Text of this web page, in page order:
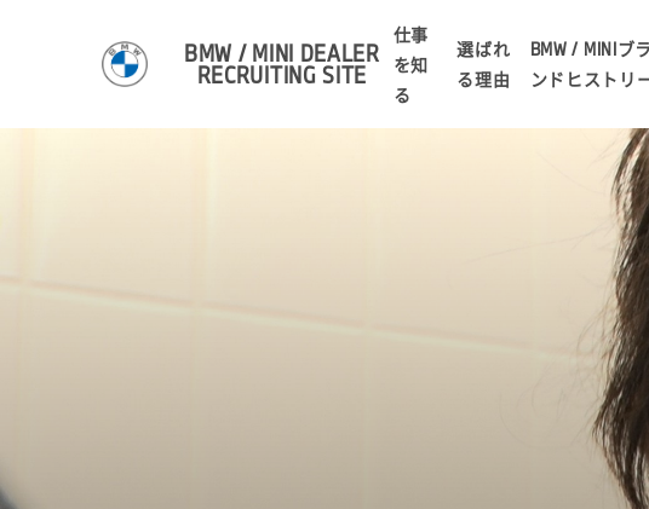
BMW / MINI DEALER
RECRUITING SITE
仕事
を知
る
選ばれ
る理由
BMW / MINIブラ
ンドヒストリ